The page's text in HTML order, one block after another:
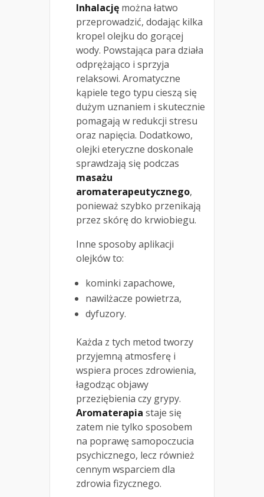
Inhalację można łatwo
przeprowadzić, dodając kilka
kropel olejku do gorącej
wody. Powstająca para działa
odprężająco i sprzyja
relaksowi. Aromatyczne
kąpiele tego typu cieszą się
dużym uznaniem i skutecznie
pomagają w redukcji stresu
oraz napięcia. Dodatkowo,
olejki eteryczne doskonale
sprawdzają się podczas
masażu
aromaterapeutycznego,
ponieważ szybko przenikają
przez skórę do krwiobiegu.
Inne sposoby aplikacji
olejków to:
kominki zapachowe,
nawilżacze powietrza,
dyfuzory.
Każda z tych metod tworzy
przyjemną atmosferę i
wspiera proces zdrowienia,
łagodząc objawy
przeziębienia czy grypy.
Aromaterapia staje się
zatem nie tylko sposobem
na poprawę samopoczucia
psychicznego, lecz również
cennym wsparciem dla
zdrowia fizycznego.